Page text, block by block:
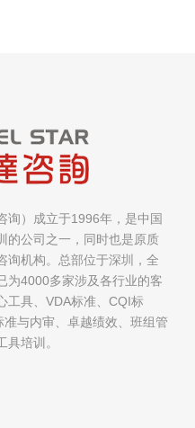
询）成立于1996年，是中国
的公司之一，同时也是原质
询机构。总部位于深圳，全
为4000多家涉及各行业的客
工具、VDA标准、CQI标
与内审、卓越绩效、班组管
培训。